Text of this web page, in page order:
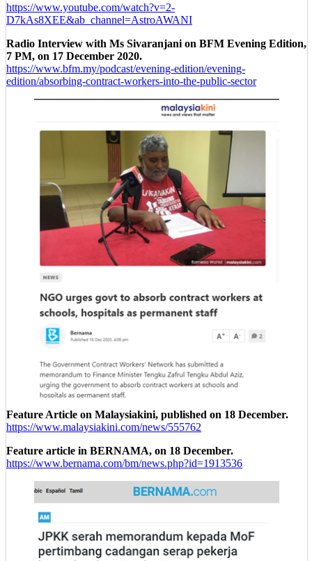
https://www.youtube.com/watch?v=2-
D7kAs8XEE&ab_channel=AstroAWANI
Radio Interview with Ms Sivaranjani on BFM Evening Edition,
7 PM, on 17 December 2020.
https://www.bfm.my/podcast/evening-edition/evening-
edition/absorbing-contract-workers-into-the-public-sector
Feature Article on Malaysiakini, published on 18 December.
https://www.malaysiakini.com/news/555762
Feature article in BERNAMA, on 18 December.
https://www.bernama.com/bm/news.php?id=1913536